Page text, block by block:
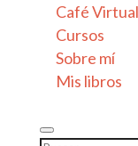
Café Virtual
Cursos
Sobre mí
Mis libros